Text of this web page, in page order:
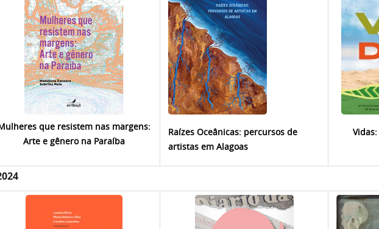
que resistem nas margens:
Arte e gênero na Paraíba
Raízes Oceânicas: percursos de
artistas em Alagoas